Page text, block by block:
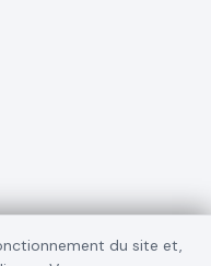
du site et,